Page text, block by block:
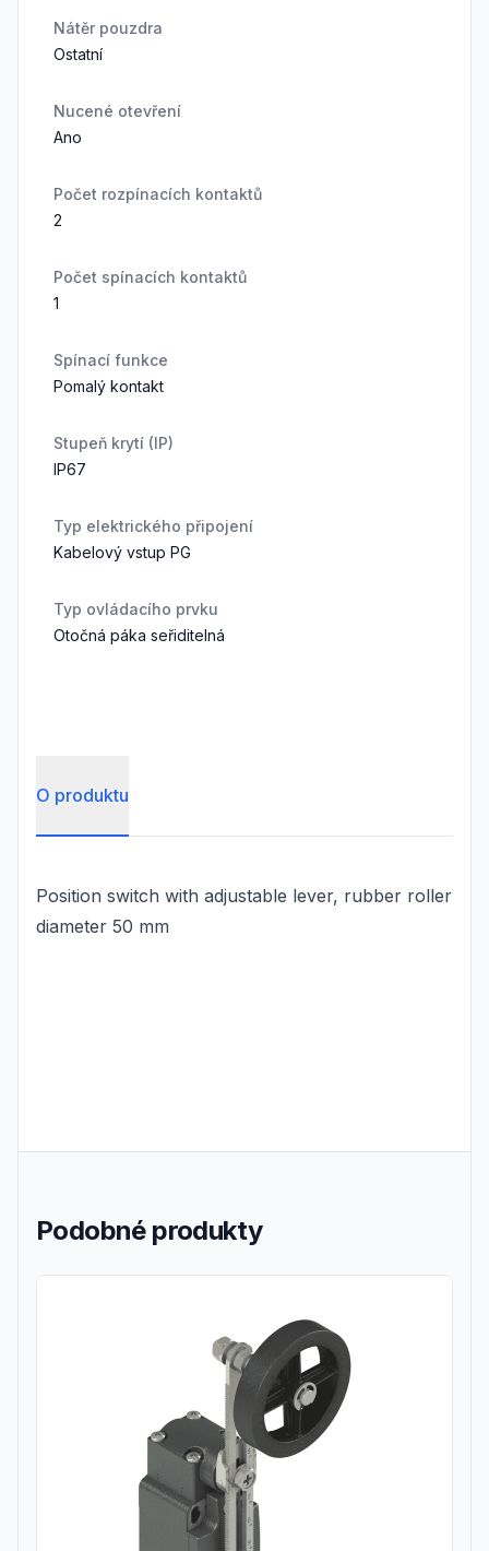
Nátěr pouzdra
Ostatní
Nucené otevření
Ano
Počet rozpínacích kontaktů
2
Počet spínacích kontaktů
1
Spínací funkce
Pomalý kontakt
Stupeň krytí (IP)
IP67
Typ elektrického připojení
Kabelový vstup PG
Typ ovládacího prvku
Otočná páka seřiditelná
O produktu
Position switch with adjustable lever, rubber roller
diameter 50 mm
Podobné produkty